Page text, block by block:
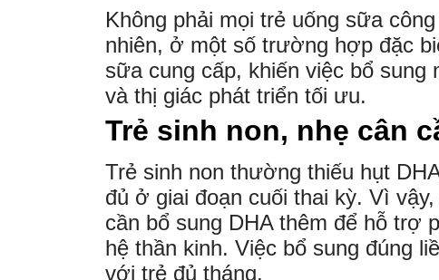
Không phải mọi trẻ uống sữa
nhiên, ở một số trường hợp đặc
sữa cung cấp, khiến việc bổ
và thị giác phát triển tối ưu.
Trẻ sinh non, nhẹ cân
Trẻ sinh non thường thiếu hụt
đủ ở giai đoạn cuối thai kỳ. Vì
cần bổ sung DHA thêm để hỗ trợ
hệ thần kinh. Việc bổ sung đúng
với trẻ đủ tháng.